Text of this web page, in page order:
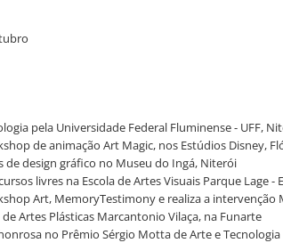
pela Universidade Federal Fluminense - UFF,
de animação Art Magic, nos Estúdios Disney,
de design gráfico no Museu do Ingá, Niterói
livres na Escola de Artes Visuais Parque Lage -
Art, MemoryTestimony e realiza a
de Artes Plásticas Marcantonio Vilaça, na Funarte
no Prêmio Sérgio Motta de Arte e Tecnologia